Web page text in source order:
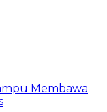
Membawa